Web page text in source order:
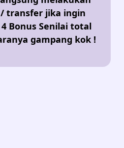
transfer jika ingin
Bonus Senilai total
gampang kok !